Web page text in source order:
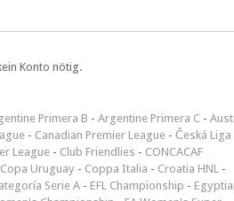
Konto nötig.
Primera B - Argentine Primera C -
- Canadian Premier League - Česká Liga
League - Club Friendlies - CONCACAF
Copa Uruguay - Coppa Italia - Croatia HNL -
Serie A - EFL Championship -